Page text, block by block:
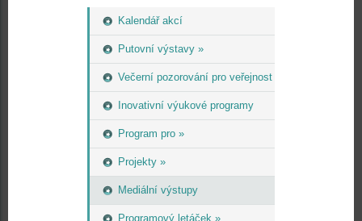
Kalendář akcí
Putovní výstavy »
Večerní pozorování pro veřejnost
Inovativní výukové programy
Program pro »
Projekty »
Mediální výstupy
Programový letáček »